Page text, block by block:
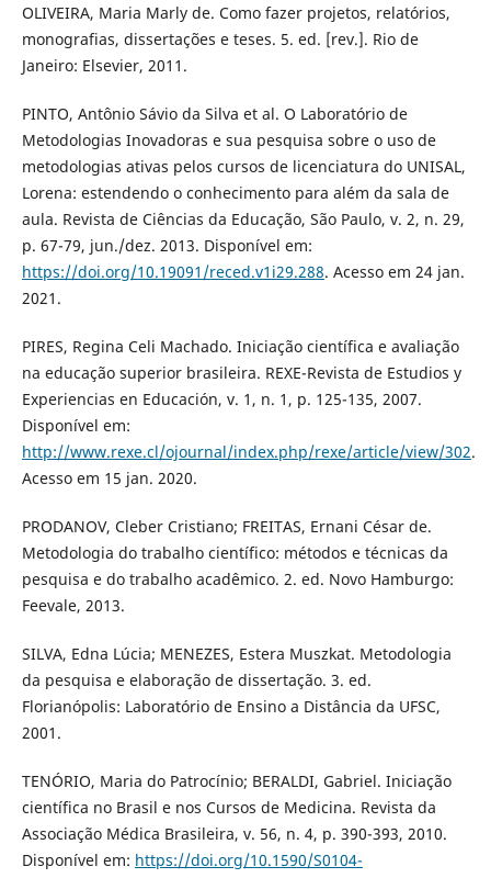
OLIVEIRA, Maria Marly de. Como fazer projetos, relatórios,
monografias, dissertações e teses. 5. ed. [rev.]. Rio de
Janeiro: Elsevier, 2011.
PINTO, Antônio Sávio da Silva et al. O Laboratório de
Metodologias Inovadoras e sua pesquisa sobre o uso de
metodologias ativas pelos cursos de licenciatura do UNISAL,
Lorena: estendendo o conhecimento para além da sala de
aula. Revista de Ciências da Educação, São Paulo, v. 2, n. 29,
p. 67-79, jun./dez. 2013. Disponível em:
https://doi.org/10.19091/reced.v1i29.288. Acesso em 24 jan.
2021.
PIRES, Regina Celi Machado. Iniciação científica e avaliação
na educação superior brasileira. REXE-Revista de Estudios y
Experiencias en Educación, v. 1, n. 1, p. 125-135, 2007.
Disponível em:
http://www.rexe.cl/ojournal/index.php/rexe/article/view/302.
Acesso em 15 jan. 2020.
PRODANOV, Cleber Cristiano; FREITAS, Ernani César de.
Metodologia do trabalho científico: métodos e técnicas da
pesquisa e do trabalho acadêmico. 2. ed. Novo Hamburgo:
Feevale, 2013.
SILVA, Edna Lúcia; MENEZES, Estera Muszkat. Metodologia
da pesquisa e elaboração de dissertação. 3. ed.
Florianópolis: Laboratório de Ensino a Distância da UFSC,
2001.
TENÓRIO, Maria do Patrocínio; BERALDI, Gabriel. Iniciação
científica no Brasil e nos Cursos de Medicina. Revista da
Associação Médica Brasileira, v. 56, n. 4, p. 390-393, 2010.
Disponível em: https://doi.org/10.1590/S0104-